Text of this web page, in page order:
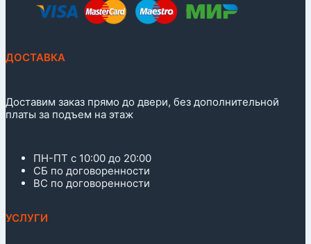
ДОСТАВКА
Доставим заказ прямо до двери, без дополнительной
платы за подъем на этаж
ПН-ПТ с 10:00 до 20:00
СБ по договоренности
ВС по договоренности
УСЛУГИ